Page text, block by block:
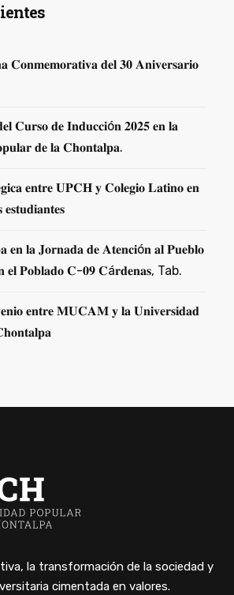
𝐂𝐨𝐧𝐦𝐞𝐦𝐨𝐫𝐚𝐭𝐢𝐯𝐚 𝐝𝐞𝐥 𝟑𝟎 𝐀𝐧𝐢𝐯𝐞𝐫𝐬𝐚𝐫𝐢𝐨
𝐂𝐮𝐫𝐬𝐨 𝐝𝐞 𝐈𝐧𝐝𝐮𝐜𝐜𝐢ó𝐧 𝟐𝟎𝟐𝟓 𝐞𝐧 𝐥𝐚
𝐝𝐞 𝐥𝐚 𝐂𝐡𝐨𝐧𝐭𝐚𝐥𝐩𝐚.
𝐞𝐧𝐭𝐫𝐞 𝐔𝐏𝐂𝐇 𝐲 𝐂𝐨𝐥𝐞𝐠𝐢𝐨 𝐋𝐚𝐭𝐢𝐧𝐨 𝐞𝐧
𝐞𝐬𝐭𝐮𝐝𝐢𝐚𝐧𝐭𝐞𝐬
𝐞𝐧 𝐥𝐚 𝐉𝐨𝐫𝐧𝐚𝐝𝐚 𝐝𝐞 𝐀𝐭𝐞𝐧𝐜𝐢ó𝐧 𝐚𝐥 𝐏𝐮𝐞𝐛𝐥𝐨
𝐞𝐥 𝐏𝐨𝐛𝐥𝐚𝐝𝐨 𝐂-𝟎𝟗 𝐂á𝐫𝐝𝐞𝐧𝐚𝐬, Tab.
𝐞𝐧𝐭𝐫𝐞 𝐌𝐔𝐂𝐀𝐌 𝐲 𝐥𝐚 𝐔𝐧𝐢𝐯𝐞𝐫𝐬𝐢𝐝𝐚𝐝
la transformación de la sociedad y
cimentada en valores.